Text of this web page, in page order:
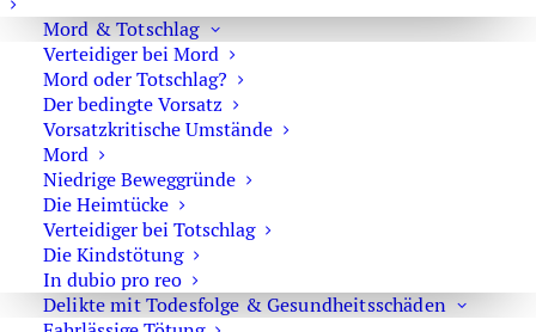
Mord & Totschlag
Verteidiger bei Mord
Mord oder Totschlag?
Der bedingte Vorsatz
Vorsatzkritische Umstände
Mord
Niedrige Beweggründe
Die Heimtücke
Verteidiger bei Totschlag
Die Kindstötung
In dubio pro reo
Delikte mit Todesfolge & Gesundheitsschäden
verpflichtet. Erforderliche Erstinformationen
können Sie ihnen anvertrauen.
Rechtsanwalt Oliver Marson
Adresse: Kurfürstendamm 66, 10707 Berlin
Telefon: +49 30 720 22 970
Fax +49 30 720 22 771
E-Mail:marson@anwaltmarson.de